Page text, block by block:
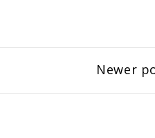
Newer